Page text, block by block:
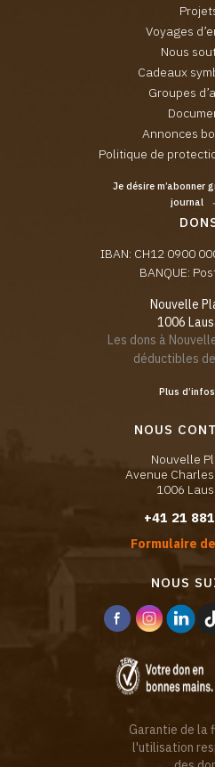
Voyages
Nous
Cadeaux
Groupes
Annonces
Politique de
Je désire m’abonner
journal
IBAN: CH12 0900
BANQUE:
Nouvelle
1006
Les dons à
déductibles
Plus d’infos
NOUS
Nouvelle
Avenue
1006
+41 21
Formulaire
NOUS
Garantie de la
l'utilisation